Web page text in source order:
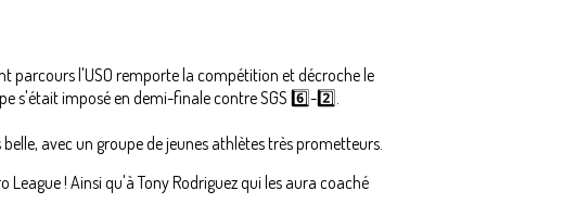
parcours l'USO remporte la compétition et décroche le
s'était imposé en demi-finale contre SGS 6️⃣-2️⃣.
avec un groupe de jeunes athlètes très prometteurs.
! Ainsi qu'à Tony Rodriguez qui les aura coaché